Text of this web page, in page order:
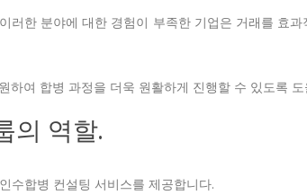
한 분야에 대한 경험이 부족한 기업은 거래를 효
여 합병 과정을 더욱 원활하게 진행할 수 있도록
의 역할.
수합병 컨설팅 서비스를 제공합니다.